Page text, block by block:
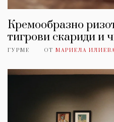
Кремообразно
тигрови скариди и
ГУРМЕ ОТ МАРИЕЛА